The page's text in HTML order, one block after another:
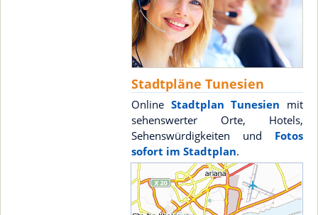
Stadtpläne Tunesien
Online Stadtplan Tunesien mit
sehenswerter Orte, Hotels,
Sehenswürdigkeiten und Fotos
sofort im Stadtplan.